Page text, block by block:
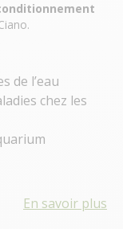
de l’eau
chez les
En savoir plus